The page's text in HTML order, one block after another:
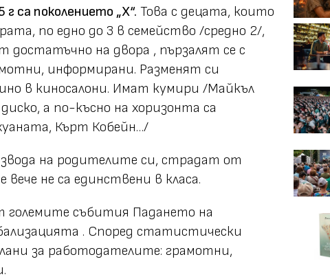
са поколението „Х“. Това с децата, които
по едно до 3 в семейство /средно 2/,
достатъчно на двора , пързалят се с
информирани. Разменят си
в киносалони. Имат кумири /Майкъл
а по-късно на хоризонта са
Кърт Кобейн…/
на родителите си, страдат от
вече не са единствени в класа.
големите събития Падането на
. Според статистически
за работодателите: грамотни,